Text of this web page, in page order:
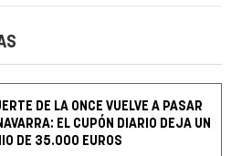
DE LA ONCE VUELVE A PASAR
EL CUPÓN DIARIO DEJA UN
DE 35.000 EUROS